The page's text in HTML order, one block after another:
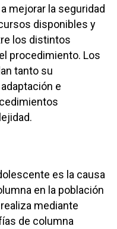
mejorar la seguridad
disponibles y
los distintos
procedimiento. Los
tanto su
e
es la causa
en la población
mediante
de columna